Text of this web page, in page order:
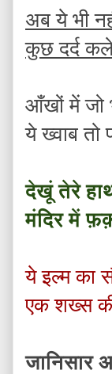
अब ये भी
कुछ दर्द
आँखों में जो
ये ख्वाब
देखूं तेरे
मंदिर में
ये इल्म का
एक शख्स
जानिसार